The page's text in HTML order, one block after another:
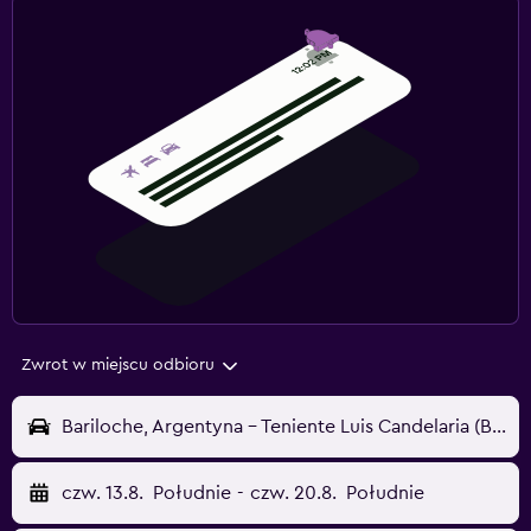
Zwrot w miejscu odbioru
Bariloche, Argentyna - Teniente Luis Candelaria (BRC)
czw. 13.8. Południe - czw. 20.8. Południe